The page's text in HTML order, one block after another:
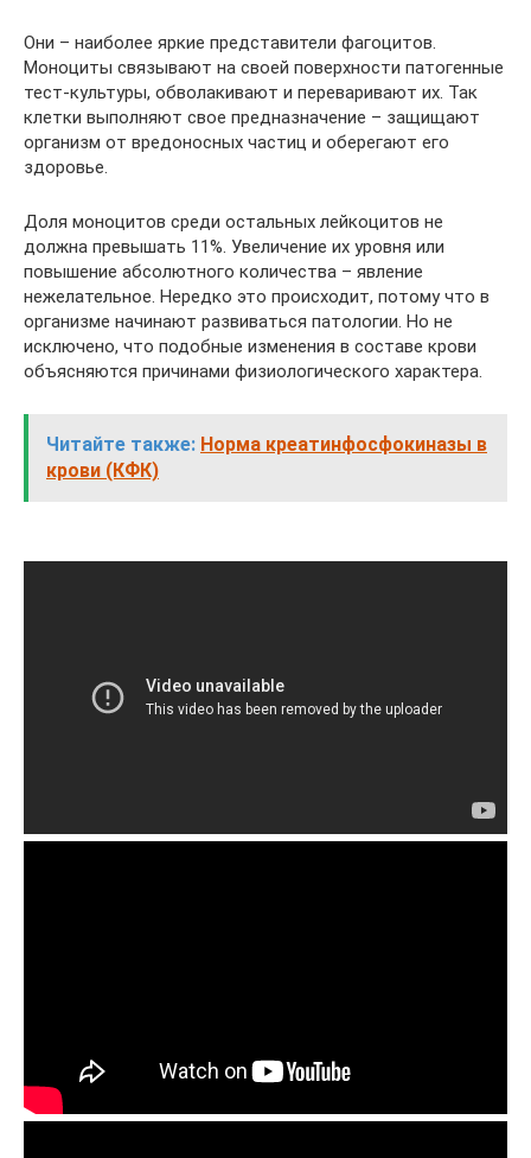
Они – наиболее яркие представители фагоцитов.
Моноциты связывают на своей поверхности патогенные
тест-культуры, обволакивают и переваривают их. Так
клетки выполняют свое предназначение – защищают
организм от вредоносных частиц и оберегают его
здоровье.
Доля моноцитов среди остальных лейкоцитов не
должна превышать 11%. Увеличение их уровня или
повышение абсолютного количества – явление
нежелательное. Нередко это происходит, потому что в
организме начинают развиваться патологии. Но не
исключено, что подобные изменения в составе крови
объясняются причинами физиологического характера.
Читайте также: Норма креатинфосфокиназы в
крови (КФК)